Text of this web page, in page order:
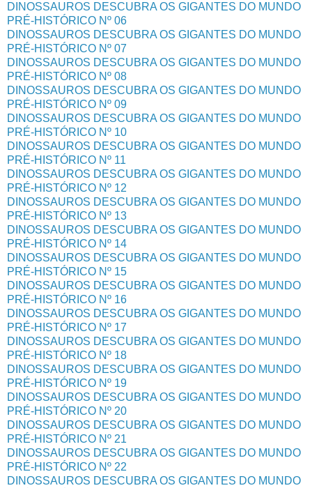
DINOSSAUROS DESCUBRA OS GIGANTES DO MUNDO
PRÉ-HISTÓRICO Nº 06
DINOSSAUROS DESCUBRA OS GIGANTES DO MUNDO
PRÉ-HISTÓRICO Nº 07
DINOSSAUROS DESCUBRA OS GIGANTES DO MUNDO
PRÉ-HISTÓRICO Nº 08
DINOSSAUROS DESCUBRA OS GIGANTES DO MUNDO
PRÉ-HISTÓRICO Nº 09
DINOSSAUROS DESCUBRA OS GIGANTES DO MUNDO
PRÉ-HISTÓRICO Nº 10
DINOSSAUROS DESCUBRA OS GIGANTES DO MUNDO
PRÉ-HISTÓRICO Nº 11
DINOSSAUROS DESCUBRA OS GIGANTES DO MUNDO
PRÉ-HISTÓRICO Nº 12
DINOSSAUROS DESCUBRA OS GIGANTES DO MUNDO
PRÉ-HISTÓRICO Nº 13
DINOSSAUROS DESCUBRA OS GIGANTES DO MUNDO
PRÉ-HISTÓRICO Nº 14
DINOSSAUROS DESCUBRA OS GIGANTES DO MUNDO
PRÉ-HISTÓRICO Nº 15
DINOSSAUROS DESCUBRA OS GIGANTES DO MUNDO
PRÉ-HISTÓRICO Nº 16
DINOSSAUROS DESCUBRA OS GIGANTES DO MUNDO
PRÉ-HISTÓRICO Nº 17
DINOSSAUROS DESCUBRA OS GIGANTES DO MUNDO
PRÉ-HISTÓRICO Nº 18
DINOSSAUROS DESCUBRA OS GIGANTES DO MUNDO
PRÉ-HISTÓRICO Nº 19
DINOSSAUROS DESCUBRA OS GIGANTES DO MUNDO
PRÉ-HISTÓRICO Nº 20
DINOSSAUROS DESCUBRA OS GIGANTES DO MUNDO
PRÉ-HISTÓRICO Nº 21
DINOSSAUROS DESCUBRA OS GIGANTES DO MUNDO
PRÉ-HISTÓRICO Nº 22
DINOSSAUROS DESCUBRA OS GIGANTES DO MUNDO